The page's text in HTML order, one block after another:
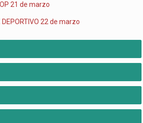
21 de marzo
DEPORTIVO 22 de marzo